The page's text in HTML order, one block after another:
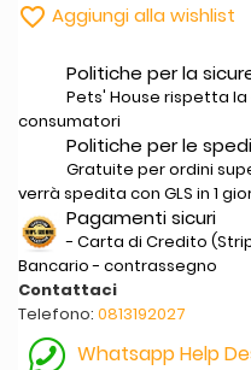
 Aggiungi alla wishlist
Politiche per la
Pets' House rispetta la
consumatori
Politiche per le
Gratuite per ordini
verrà spedita con GLS in 1
Pagamenti sicuri
- Carta di Credito
Bancario - contrassegno
Contattaci
Telefono: 0813192027
Whatsapp Help